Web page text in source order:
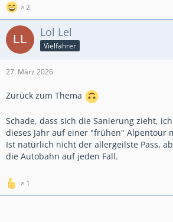
2
Lol Lel
Vielfahrer
27. März 2026
Zurück zum Thema
Schade, dass sich die Sanierung zieht,
dieses Jahr auf einer "frühen" Alpentour
Ist natürlich nicht der allergeilste Pass,
die Autobahn auf jeden Fall.
1